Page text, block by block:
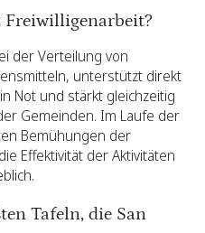
Freiwilligenarbeit?
der Verteilung von
unterstützt direkt
Not und stärkt gleichzeitig
Gemeinden. Im Laufe der
Bemühungen der
Effektivität der Aktivitäten
Tafeln, die San